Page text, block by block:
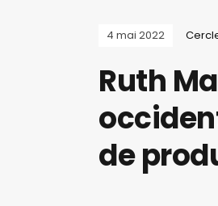
4 mai 2022
Ruth
de